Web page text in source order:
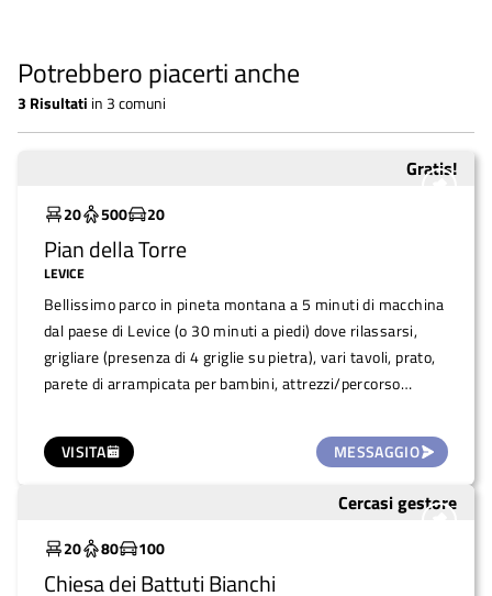
Potrebbero piacerti anche
3 Risultati in 3 comuni
VISITA MESSAGGIO
Gratis!
20 500 20
Pian della Torre
LEVICE
Bellissimo parco in pineta montana a 5 minuti di macchina
dal paese di Levice (o 30 minuti a piedi) dove rilassarsi,
grigliare (presenza di 4 griglie su pietra), vari tavoli, prato,
parete di arrampicata per bambini, attrezzi/percorso
Cercasi gestore
20 80 100
Chiesa dei Battuti Bianchi